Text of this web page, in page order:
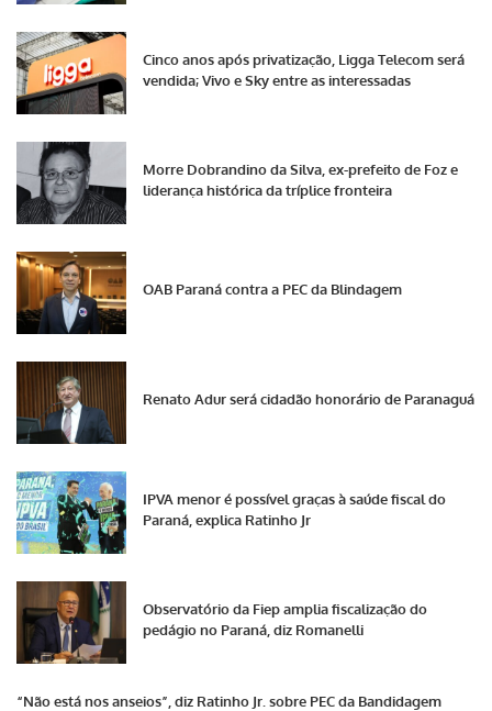
Cinco anos após privatização, Ligga Telecom será
vendida; Vivo e Sky entre as interessadas
Morre Dobrandino da Silva, ex-prefeito de Foz e
liderança histórica da tríplice fronteira
OAB Paraná contra a PEC da Blindagem
Renato Adur será cidadão honorário de Paranaguá
IPVA menor é possível graças à saúde fiscal do
Paraná, explica Ratinho Jr
Observatório da Fiep amplia fiscalização do
pedágio no Paraná, diz Romanelli
“Não está nos anseios”, diz Ratinho Jr. sobre PEC da Bandidagem